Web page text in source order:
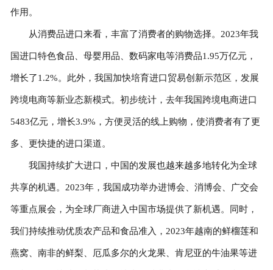
作用。
从消费品进口来看，丰富了消费者的购物选择。2023年我
国进口特色食品、母婴用品、数码家电等消费品1.95万亿元，
增长了1.2%。此外，我国加快培育进口贸易创新示范区，发展
跨境电商等新业态新模式。初步统计，去年我国跨境电商进口
5483亿元，增长3.9%，方便灵活的线上购物，使消费者有了更
多、更快捷的进口渠道。
我国持续扩大进口，中国的发展也越来越多地转化为全球
共享的机遇。2023年，我国成功举办进博会、消博会、广交会
等重点展会，为全球厂商进入中国市场提供了新机遇。同时，
我们持续推动优质农产品和食品准入，2023年越南的鲜榴莲和
燕窝、南非的鲜梨、厄瓜多尔的火龙果、肯尼亚的牛油果等进